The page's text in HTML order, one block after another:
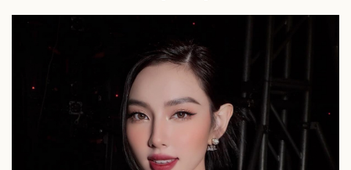
Sức khỏe
Dinh dưỡng - món ngon
Đời sống
Nhà đẹp
Tình yêu - Gia đình